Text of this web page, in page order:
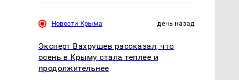
Новости Крыма день назад
Эксперт Вахрушев рассказал, что
осень в Крыму стала теплее и
продолжительнее